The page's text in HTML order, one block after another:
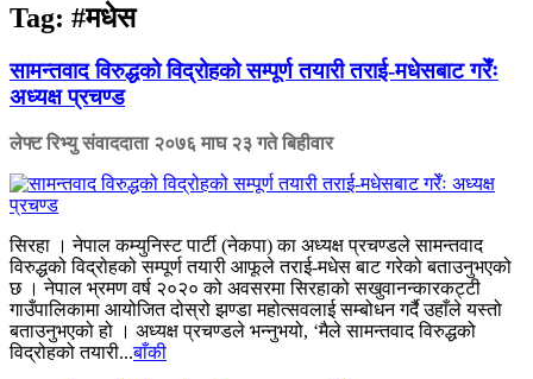
Tag: #मधेस
सामन्तवाद विरुद्धको विद्रोहको सम्पूर्ण तयारी तराई-मधेसबाट गरेँः
अध्यक्ष प्रचण्ड
लेफ्ट रिभ्यु संवाददाता २०७६ माघ २३ गते बिहीवार
सिरहा । नेपाल कम्युनिस्ट पार्टी (नेकपा) का अध्यक्ष प्रचण्डले सामन्तवाद
विरुद्धको विद्रोहको सम्पूर्ण तयारी आफूले तराई-मधेस बाट गरेको बताउनुभएको
छ । नेपाल भ्रमण वर्ष २०२० को अवसरमा सिरहाको सखुवानन्कारकट्टी
गाउँपालिकामा आयोजित दोस्रो झण्डा महोत्सवलाई सम्बोधन गर्दै उहाँले यस्तो
बताउनुभएको हो । अध्यक्ष प्रचण्डले भन्नुभयो, ‘मैले सामन्तवाद विरुद्धको
विद्रोहको तयारी...बाँकी